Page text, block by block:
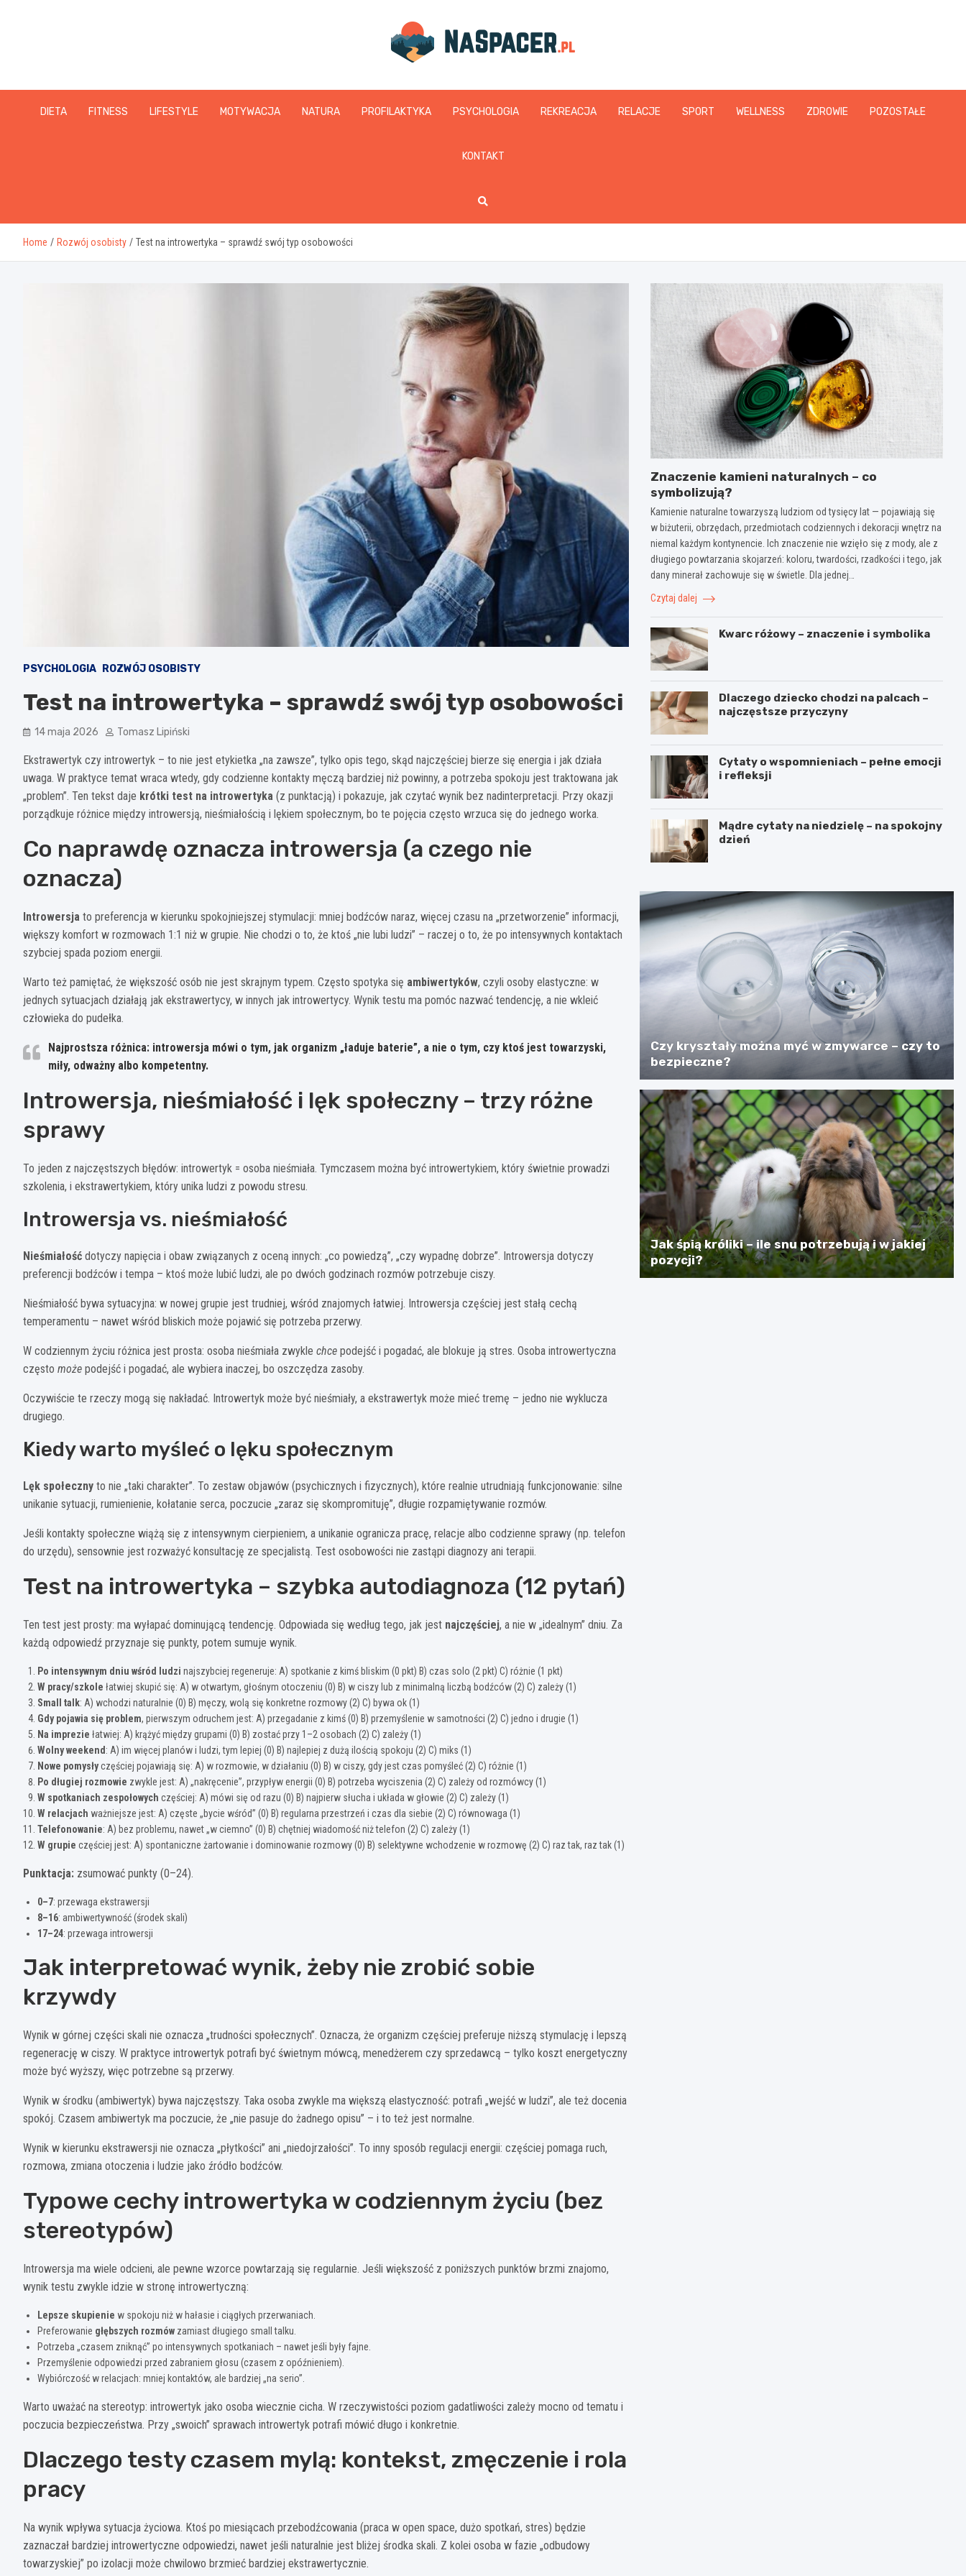
naspacer.pl
DIETA FITNESS LIFESTYLE MOTYWACJA NATURA PROFILAKTYKA PSYCHOLOGIA REKREACJA RELACJE SPORT WELLNESS ZDROWIE POZOSTAŁE
KONTAKT
Home Rozwój osobisty Test na introwertyka – sprawdź swój typ osobowości
PSYCHOLOGIA ROZWÓJ OSOBISTY
Test na introwertyka – sprawdź swój typ osobowości
14 maja 2026 Tomasz Lipiński
Ekstrawertyk czy introwertyk – to nie jest etykietka „na zawsze”, tylko opis tego, skąd najczęściej bierze się energia i jak działa
uwaga. W praktyce temat wraca wtedy, gdy codzienne kontakty męczą bardziej niż powinny, a potrzeba spokoju jest traktowana jak
„problem”. Ten tekst daje krótki test na introwertyka (z punktacją) i pokazuje, jak czytać wynik bez nadinterpretacji. Przy okazji
porządkuje różnice między introwersją, nieśmiałością i lękiem społecznym, bo te pojęcia często wrzuca się do jednego worka.
Co naprawdę oznacza introwersja (a czego nie
oznacza)
Introwersja to preferencja w kierunku spokojniejszej stymulacji: mniej bodźców naraz, więcej czasu na „przetworzenie” informacji,
większy komfort w rozmowach 1:1 niż w grupie. Nie chodzi o to, że ktoś „nie lubi ludzi” – raczej o to, że po intensywnych kontaktach
szybciej spada poziom energii.
Warto też pamiętać, że większość osób nie jest skrajnym typem. Często spotyka się ambiwertyków, czyli osoby elastyczne: w
jednych sytuacjach działają jak ekstrawertycy, w innych jak introwertycy. Wynik testu ma pomóc nazwać tendencję, a nie wkleić
człowieka do pudełka.
Najprostsza różnica: introwersja mówi o tym, jak organizm „ładuje baterie”, a nie o tym, czy ktoś jest towarzyski,
miły, odważny albo kompetentny.
Introwersja, nieśmiałość i lęk społeczny – trzy różne
sprawy
To jeden z najczęstszych błędów: introwertyk = osoba nieśmiała. Tymczasem można być introwertykiem, który świetnie prowadzi
szkolenia, i ekstrawertykiem, który unika ludzi z powodu stresu.
Introwersja vs. nieśmiałość
Nieśmiałość dotyczy napięcia i obaw związanych z oceną innych: „co powiedzą”, „czy wypadnę dobrze”. Introwersja dotyczy
preferencji bodźców i tempa – ktoś może lubić ludzi, ale po dwóch godzinach rozmów potrzebuje ciszy.
Nieśmiałość bywa sytuacyjna: w nowej grupie jest trudniej, wśród znajomych łatwiej. Introwersja częściej jest stałą cechą
temperamentu – nawet wśród bliskich może pojawić się potrzeba przerwy.
W codziennym życiu różnica jest prosta: osoba nieśmiała zwykle chce podejść i pogadać, ale blokuje ją stres. Osoba introwertyczna
często może podejść i pogadać, ale wybiera inaczej, bo oszczędza zasoby.
Oczywiście te rzeczy mogą się nakładać. Introwertyk może być nieśmiały, a ekstrawertyk może mieć tremę – jedno nie wyklucza
drugiego.
Kiedy warto myśleć o lęku społecznym
Lęk społeczny to nie „taki charakter”. To zestaw objawów (psychicznych i fizycznych), które realnie utrudniają funkcjonowanie: silne
unikanie sytuacji, rumienienie, kołatanie serca, poczucie „zaraz się skompromituję”, długie rozpamiętywanie rozmów.
Jeśli kontakty społeczne wiążą się z intensywnym cierpieniem, a unikanie ogranicza pracę, relacje albo codzienne sprawy (np. telefon
do urzędu), sensownie jest rozważyć konsultację ze specjalistą. Test osobowości nie zastąpi diagnozy ani terapii.
Test na introwertyka – szybka autodiagnoza (12 pytań)
Ten test jest prosty: ma wyłapać dominującą tendencję. Odpowiada się według tego, jak jest najczęściej, a nie w „idealnym” dniu. Za
każdą odpowiedź przyznaje się punkty, potem sumuje wynik.
Po intensywnym dniu wśród ludzi najszybciej regeneruje: A) spotkanie z kimś bliskim (0 pkt) B) czas solo (2 pkt) C) różnie (1 pkt)
W pracy/szkole łatwiej skupić się: A) w otwartym, głośnym otoczeniu (0) B) w ciszy lub z minimalną liczbą bodźców (2) C) zależy (1)
Small talk: A) wchodzi naturalnie (0) B) męczy, wolą się konkretne rozmowy (2) C) bywa ok (1)
Gdy pojawia się problem, pierwszym odruchem jest: A) przegadanie z kimś (0) B) przemyślenie w samotności (2) C) jedno i drugie (1)
Na imprezie łatwiej: A) krążyć między grupami (0) B) zostać przy 1–2 osobach (2) C) zależy (1)
Wolny weekend : A) im więcej planów i ludzi, tym lepiej (0) B) najlepiej z dużą ilością spokoju (2) C) miks (1)
Nowe pomysłyczęściej pojawiają się: A) w rozmowie, w działaniu (0) B) w ciszy, gdy jest czas pomyśleć (2) C) różnie (1)
Po długiej rozmowie zwykle jest: A) „nakręcenie”, przypływ energii (0) B) potrzeba wyciszenia (2) C) zależy od rozmówcy (1)
W spotkaniach zespołowych częściej: A) mówi się od razu (0) B) najpierw słucha i układa w głowie (2) C) zależy (1)
W relacjach ważniejsze jest: A) częste „bycie wśród” (0) B) regularna przestrzeń i czas dla siebie (2) C) równowaga (1)
Telefonowanie: A) bez problemu, nawet „w ciemno” (0) B) chętniej wiadomość niż telefon (2) C) zależy (1)
W grupie częściej jest: A) spontaniczne żartowanie i dominowanie rozmowy (0) B) selektywne wchodzenie w rozmowę (2) C) raz tak, raz tak (1)
Punktacja: zsumować punkty (0–24).
0–7: przewaga ekstrawersji
8–16: ambiwertywność (środek skali)
17–24: przewaga introwersji
Jak interpretować wynik, żeby nie zrobić sobie
krzywdy
Wynik w górnej części skali nie oznacza „trudności społecznych”. Oznacza, że organizm częściej preferuje niższą stymulację i lepszą
regenerację w ciszy. W praktyce introwertyk potrafi być świetnym mówcą, menedżerem czy sprzedawcą – tylko koszt energetyczny
może być wyższy, więc potrzebne są przerwy.
Wynik w środku (ambiwertyk) bywa najczęstszy. Taka osoba zwykle ma większą elastyczność: potrafi „wejść w ludzi”, ale też docenia
spokój. Czasem ambiwertyk ma poczucie, że „nie pasuje do żadnego opisu” – i to też jest normalne.
Wynik w kierunku ekstrawersji nie oznacza „płytkości” ani „niedojrzałości”. To inny sposób regulacji energii: częściej pomaga ruch,
rozmowa, zmiana otoczenia i ludzie jako źródło bodźców.
Typowe cechy introwertyka w codziennym życiu (bez
stereotypów)
Introwersja ma wiele odcieni, ale pewne wzorce powtarzają się regularnie. Jeśli większość z poniższych punktów brzmi znajomo,
wynik testu zwykle idzie w stronę introwertyczną:
Lepsze skupienie w spokoju niż w hałasie i ciągłych przerwaniach.
Preferowanie głębszych rozmów zamiast długiego small talku.
Potrzeba „czasem zniknąć” po intensywnych spotkaniach – nawet jeśli były fajne.
Przemyślenie odpowiedzi przed zabraniem głosu (czasem z opóźnieniem).
Wybiórczość w relacjach: mniej kontaktów, ale bardziej „na serio”.
Warto uważać na stereotyp: introwertyk jako osoba wiecznie cicha. W rzeczywistości poziom gadatliwości zależy mocno od tematu i
poczucia bezpieczeństwa. Przy „swoich” sprawach introwertyk potrafi mówić długo i konkretnie.
Dlaczego testy czasem mylą: kontekst, zmęczenie i rola
pracy
Na wynik wpływa sytuacja życiowa. Ktoś po miesiącach przebodźcowania (praca w open space, dużo spotkań, stres) będzie
zaznaczał bardziej introwertyczne odpowiedzi, nawet jeśli naturalnie jest bliżej środka skali. Z kolei osoba w fazie „odbudowy
towarzyskiej” po izolacji może chwilowo brzmieć bardziej ekstrawertycznie.
Znaczenie kamieni naturalnych – co
symbolizują?
Kamienie naturalne towarzyszą ludziom od tysięcy lat — pojawiają się
w biżuterii, obrzędach, przedmiotach codziennych i dekoracji wnętrz na
niemal każdym kontynencie. Ich znaczenie nie wzięło się z mody, ale z
długiego powtarzania skojarzeń: koloru, twardości, rzadkości i tego, jak
dany minerał zachowuje się w świetle. Dla jednej…
Czytaj dalej
Kwarc różowy – znaczenie i symbolika
Dlaczego dziecko chodzi na palcach –
najczęstsze przyczyny
Cytaty o wspomnieniach – pełne emocji
i refleksji
Mądre cytaty na niedzielę – na spokojny
dzień
Czy kryształy można myć w zmywarce – czy to
bezpieczne?
Jak śpią króliki – ile snu potrzebują i w jakiej
pozycji?